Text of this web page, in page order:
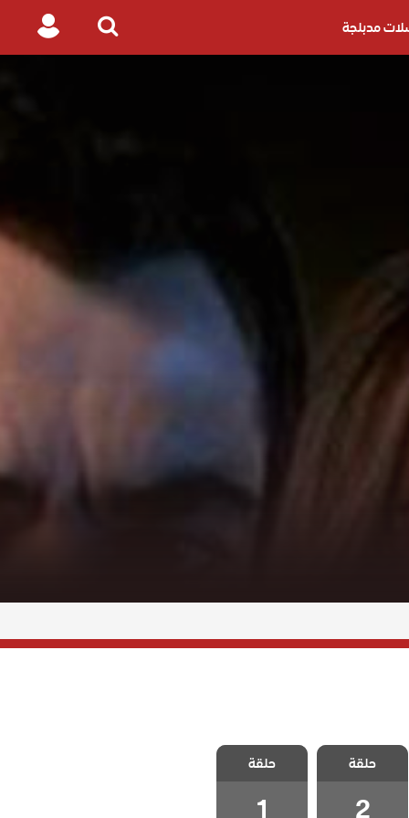
مدبلجة
Search
Login
مسلسل الف
الحلقة 2
حلقة
2
مسلسل الف
الحلقة 1
حلقة
1